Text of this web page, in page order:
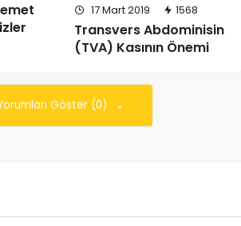
17 Mart 2019 1568
Transvers Abdominisin
(TVA) Kasının Önemi
Göster (0)